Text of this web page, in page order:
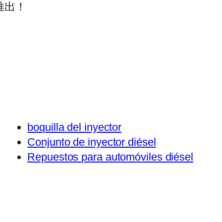
！
boquilla del inyector
Conjunto de inyector diésel
Repuestos para automóviles diésel